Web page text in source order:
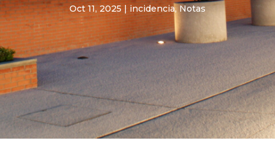
Oct 11, 2025 | incidencia, Notas